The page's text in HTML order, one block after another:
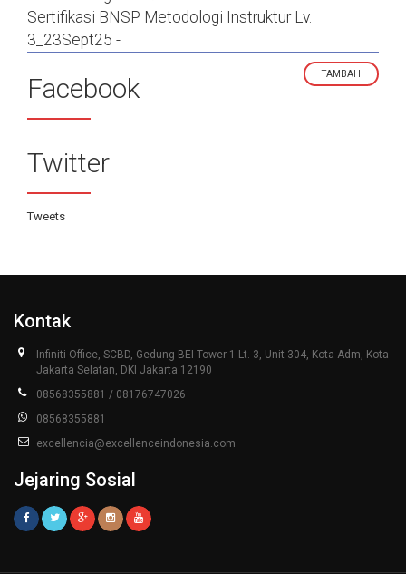
Sertifikasi BNSP Metodologi Instruktur Lv.
3_23Sept25 -
BNSP Metodologi Instruktur Lv. 3_23Sept2025 -
TAMBAH
Facebook
Twitter
Tweets
Kontak
Infiniti Office, SCBD, Gedung BEI Tower 1 Lt. 3, Unit 304, Kota Adm, Kota
Jakarta Selatan, DKI Jakarta 12190
08568355881 / 08176747026
08568355881
excellencia@excellenceindonesia.com
Jejaring Sosial